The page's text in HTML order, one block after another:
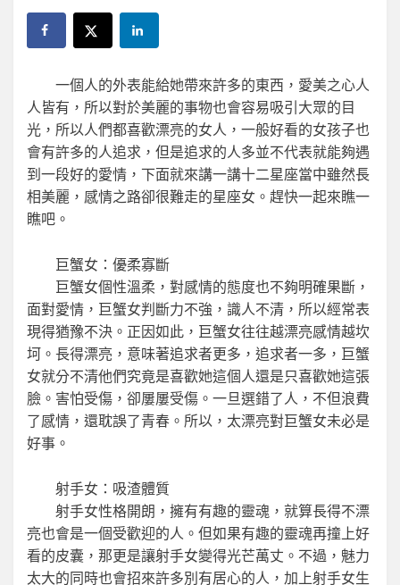
一個人的外表能給她帶來許多的東西，愛美之心人
人皆有，所以對於美麗的事物也會容易吸引大眾的目
光，所以人們都喜歡漂亮的女人，一般好看的女孩子也
會有許多的人追求，但是追求的人多並不代表就能夠遇
到一段好的愛情，下面就來講一講十二星座當中雖然長
相美麗，感情之路卻很難走的星座女。趕快一起來瞧一
瞧吧。
巨蟹女：優柔寡斷
巨蟹女個性溫柔，對感情的態度也不夠明確果斷，
面對愛情，巨蟹女判斷力不強，識人不清，所以經常表
現得猶豫不決。正因如此，巨蟹女往往越漂亮感情越坎
坷。長得漂亮，意味著追求者更多，追求者一多，巨蟹
女就分不清他們究竟是喜歡她這個人還是只喜歡她這張
臉。害怕受傷，卻屢屢受傷。一旦選錯了人，不但浪費
了感情，還耽誤了青春。所以，太漂亮對巨蟹女未必是
好事。
射手女：吸渣體質
射手女性格開朗，擁有有趣的靈魂，就算長得不漂
亮也會是一個受歡迎的人。但如果有趣的靈魂再撞上好
看的皮囊，那更是讓射手女變得光芒萬丈。不過，魅力
太大的同時也會招來許多別有居心的人，加上射手女生